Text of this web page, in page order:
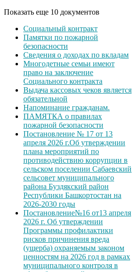
Показать еще 10 документов
Социальный контракт
Памятки по пожарной
безопасности
Сведения о доходах по вкладам
Многодетные семьи имеют
право на заключение
Социального контракта
Выдача кассовых чеков является
обязательной
Напоминание гражданам.
ПАМЯТКА о правилах
пожарной безопасности
Постановление № 17 от 13
апреля 2026 г.Об утверждении
плана мероприятий по
противодействию коррупции в
сельском поселении Сабаевский
сельсовет муниципального
района Буздякский район
Республики Башкортостан на
2026-2030 годы
Постановление№16 от13 апреля
2026 г. Об утверждении
Программы профилактики
рисков причинения вреда
(ущерба) охраняемым законом
ценностям на 2026 год в рамках
муниципального контроля в